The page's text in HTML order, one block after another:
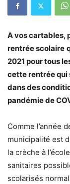
A vos cartables,
rentrée scolaire
2021 pour tous
cette rentrée qui
dans des
pandémie de
Comme l’année
municipalité est
la crèche à
sanitaires
scolarisés